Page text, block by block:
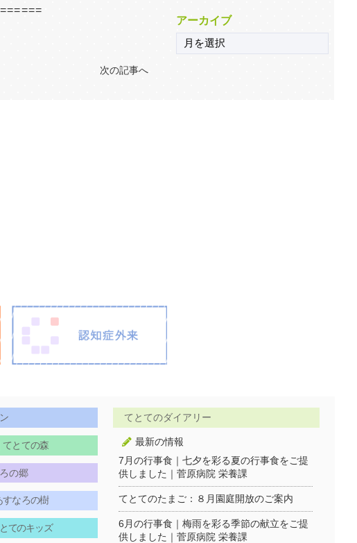
次の記事へ
アーカイブ
てとての森
の郷
すなろの樹
てのキッズ
てとてのダイアリー
最新の情報
7月の行事食｜七夕を彩る夏の行事食をご提
供しました｜菅原病院 栄養課
てとてのたまご：８月園庭開放のご案内
6月の行事食｜梅雨を彩る季節の献立をご提
供しました｜菅原病院 栄養課